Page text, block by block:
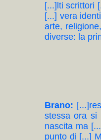
[...]lti scrittori
[...] vera
arte,
diverse: la
Brano:
stessa ora si
nascita ma
punto di [...]